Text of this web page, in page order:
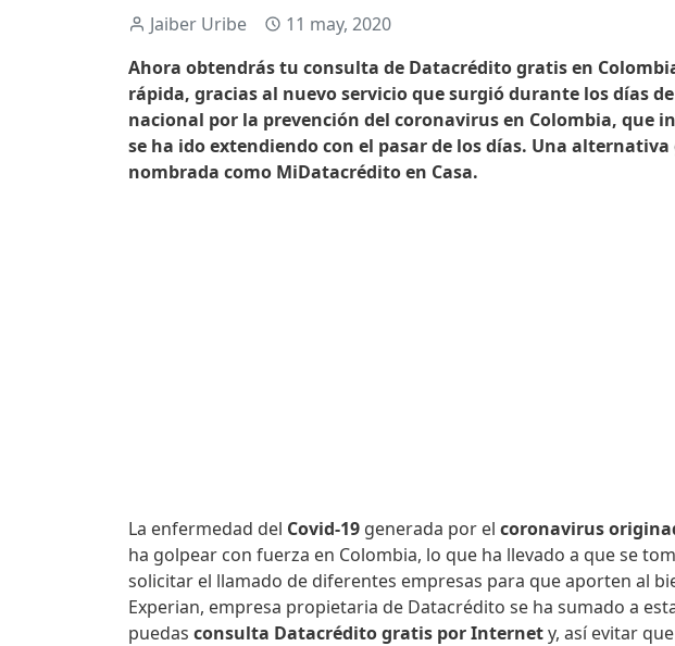
Jaiber Uribe
11 may, 2020
Ahora obtendrás tu consulta de Datacrédito gratis en
rápida, gracias al nuevo servicio que surgió durante los días
nacional por la prevención del coronavirus en Colombia, que
se ha ido extendiendo con el pasar de los días. Una
nombrada como MiDatacrédito en Casa.
La enfermedad del Covid-19 generada por el coronavirus
ha golpear con fuerza en Colombia, lo que ha llevado a que se
solicitar el llamado de diferentes empresas para que aporten al
Experian, empresa propietaria de Datacrédito se ha sumado a
puedas consulta Datacrédito gratis por Internety, así evitar